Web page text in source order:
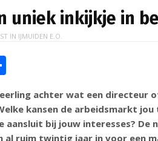
uniek inkijkje in
IN IJMUIDEN E.O.
e
n
achter wat een directeur
kansen de arbeidsmarkt jou
bij jouw interesses? De
al ruim twintig jaar in voor een